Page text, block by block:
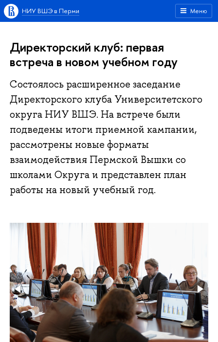
Меню
НИУ ВШЭ в Перми
Директорский клуб: первая
встреча в новом учебном году
Состоялось расширенное заседание
Директорского клуба Университетского
округа НИУ ВШЭ. На встрече были
подведены итоги приемной кампании,
рассмотрены новые форматы
взаимодействия Пермской Вышки со
школами Округа и представлен план
работы на новый учебный год.